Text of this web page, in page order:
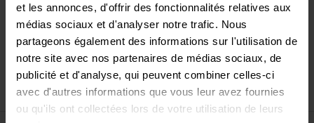
et les annonces, d'offrir des fonctionnalités relatives aux
médias sociaux et d'analyser notre trafic. Nous
partageons également des informations sur l'utilisation de
notre site avec nos partenaires de médias sociaux, de
publicité et d'analyse, qui peuvent combiner celles-ci
avec d'autres informations que vous leur avez fournies
ou qu'ils ont collectées lors de votre utilisation de leurs
14 jours de droit de rétractation